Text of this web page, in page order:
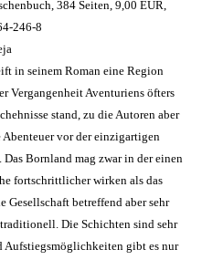
384 Seiten, 9,00 EUR,
246-8
in seinem Roman eine Region
Vergangenheit Aventuriens öfters
stand, zu die Autoren aber
Abenteuer vor der einzigartigen
Das Bornland mag zwar in der einen
fortschrittlicher wirken als das
Gesellschaft betreffend aber sehr
Die Schichten sind sehr
Aufstiegsmöglichkeiten gibt es nur